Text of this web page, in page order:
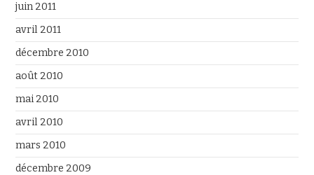
juin 2011
avril 2011
décembre 2010
août 2010
mai 2010
avril 2010
mars 2010
décembre 2009